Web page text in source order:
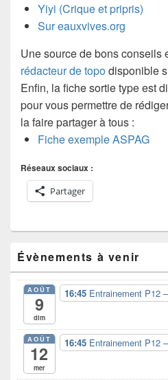
Yiyi (Crique et pripris)
Sur eauxvives.org
Une source de bons conseils
rédacteur de topodisponible
Enfin, la fiche sortie type est
pour vous permettre de
la faire partager à tous :
Fiche exemple ASPAG
Réseaux sociaux :
Partager
principale
de
widget
pour
barre
latérale
Évènements à venir
AOÛT
9
dim
16:45 Entrainement P12
AOÛT
12
mer
16:45 Entrainement P12